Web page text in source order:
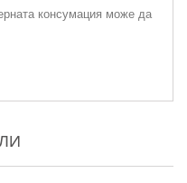
консумация може да